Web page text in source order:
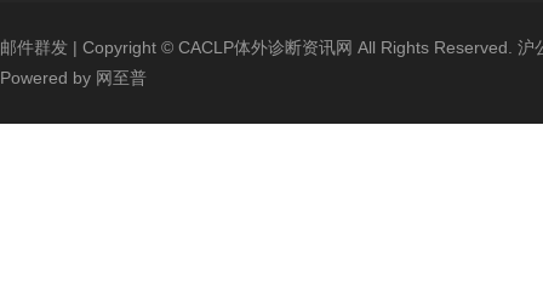
邮件群发 | Copyright © CACLP体外诊断资讯网 All Rights Reserved. 沪
Powered by 网至普